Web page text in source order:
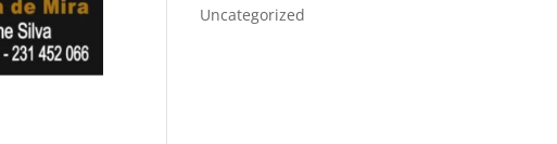
Uncategorized